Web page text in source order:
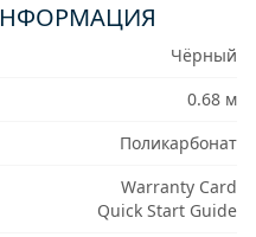
Чёрный
0.68 м
Поликарбонат
Warranty Card
Quick Start Guide